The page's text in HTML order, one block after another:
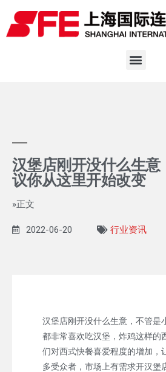
汉堡店刚开没什么生意
议你从这里开始改变
»正文
2022-06-20 行业资讯
汉堡店刚开没什么生意，不管是
都非常喜欢吃汉堡，炸鸡这样的
们对西式快餐喜爱程度的增加，
多受众者，市场上有需求开汉堡